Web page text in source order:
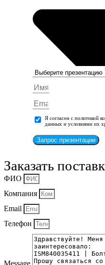
Я согласен с политикой
данных и условиями их
Запрос презентации
Заказать
ФИО
Компания
Email
Телефон
Message